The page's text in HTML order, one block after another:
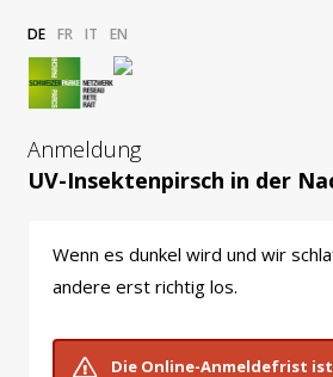
DE FR IT EN
Anmeldung
UV-Insektenpirsch in der
Wenn es dunkel wird und wir
andere erst richtig los.
Die Online-Anmeldefrist